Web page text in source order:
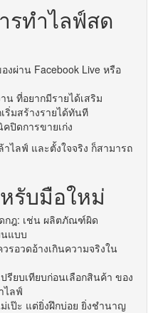
รทำไลฟ์สด
งผ่าน Facebook Live หรือ
ที่อยากมีรายได้เสริม
ริ่มสร้างรายได้ทันที
ปิดการขายเก่ง
ไลฟ์ และตั้งใจจริง ก็สามารถ
รับมือใหม่
กฎ: เช่น ผลิตภัณฑ์ผิด
แบบ
รอวดอ้างเกินความจริงใน
รียบเทียบก่อนเลือกสินค้า ของ
ไลฟ์
เป๊ะ แต่ยิ่งฝึกบ่อย ยิ่งชำนาญ